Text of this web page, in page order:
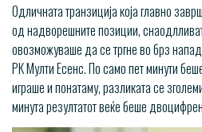
Одличната транзиција која главно
од надворешните позиции,
овозможуваше да се тргне во брз
РК Мулти Есенс. По само пет минути
играше и понатаму, разликата се
минута резултатот веќе беше